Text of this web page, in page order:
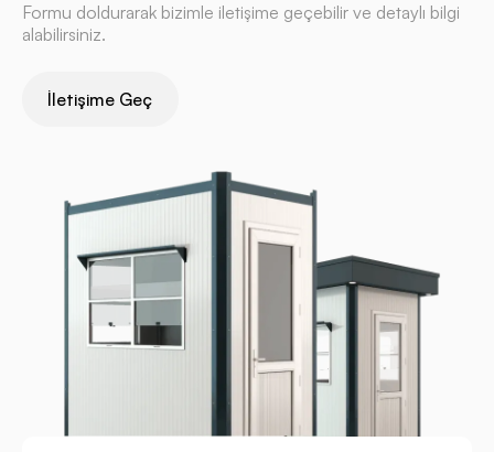
Formu doldurarak bizimle iletişime geçebilir ve detaylı bilgi
alabilirsiniz.
İletişime Geç